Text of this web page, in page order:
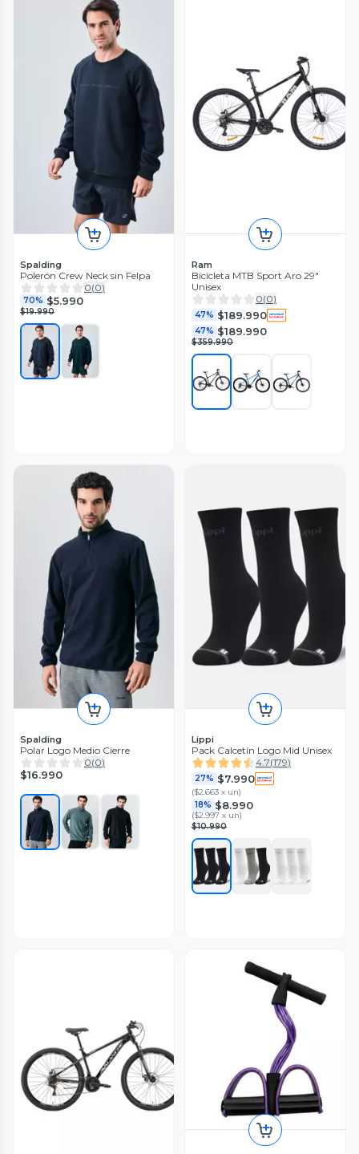
Spalding
Polerón Crew Neck sin Felpa
0(0)
70% $5.990
$19.990
Ram
Bicicleta MTB Sport Aro 29"
Unisex
0(0)
47% $189.990
47% $189.990
$359.990
Spalding
Polar Logo Medio Cierre
0(0)
$16.990
Lippi
Pack Calcetín Logo Mid Unisex
4.7(179)
27% $7.990
($2.663 x un)
18% $8.990
($2.997 x un)
$10.990